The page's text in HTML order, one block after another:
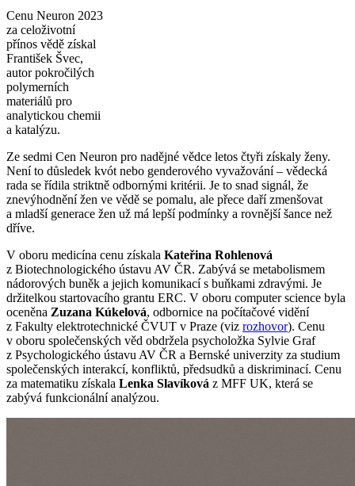
Cenu Neuron 2023
za celoživotní
přínos vědě získal
František Švec,
autor pokročilých
polymerních
materiálů pro
analytickou chemii
a katalýzu.
Ze sedmi Cen Neuron pro nadějné vědce letos čtyři získaly ženy.
Není to důsledek kvót nebo genderového vyvažování – vědecká
rada se řídila striktně odbornými kritérii. Je to snad signál, že
znevýhodnění žen ve vědě se pomalu, ale přece daří zmenšovat
a mladší generace žen už má lepší podmínky a rovnější šance než
dříve.
V oboru medicína cenu získala Kateřina Rohlenová
z Biotechnologického ústavu AV ČR. Zabývá se metabolismem
nádorových buněk a jejich komunikací s buňkami zdravými. Je
držitelkou startovacího grantu ERC. V oboru computer science byla
oceněna Zuzana Kúkelová, odbornice na počítačové vidění
z Fakulty elektrotechnické ČVUT v Praze (viz rozhovor). Cenu
v oboru společenských věd obdržela psycholožka Sylvie Graf
z Psychologického ústavu AV ČR a Bernské univerzity za studium
společenských interakcí, konfliktů, předsudků a diskriminací. Cenu
za matematiku získala Lenka Slavíková z MFF UK, která se
zabývá funkcionální analýzou.